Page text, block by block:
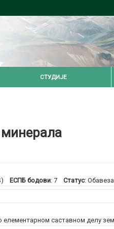
СТУДИЈЕ
ЕСПБ бодови: 7Статус:
елементарном саставном делу